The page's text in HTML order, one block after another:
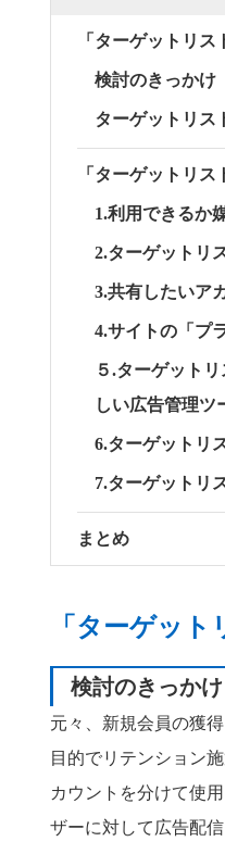
「ターゲットリ
検討のきっかけ
ターゲットリス
「ターゲットリ
1.利用できるか
2.ターゲットリ
3.共有したいア
4.サイトの「プ
５.ターゲット
しい広告管理ツ
6.ターゲットリ
7.ターゲットリ
まとめ
「ターゲッ
検討のきっかけ
元々、新規会員の獲
目的でリテンション
カウントを分けて使
ザーに対して広告配